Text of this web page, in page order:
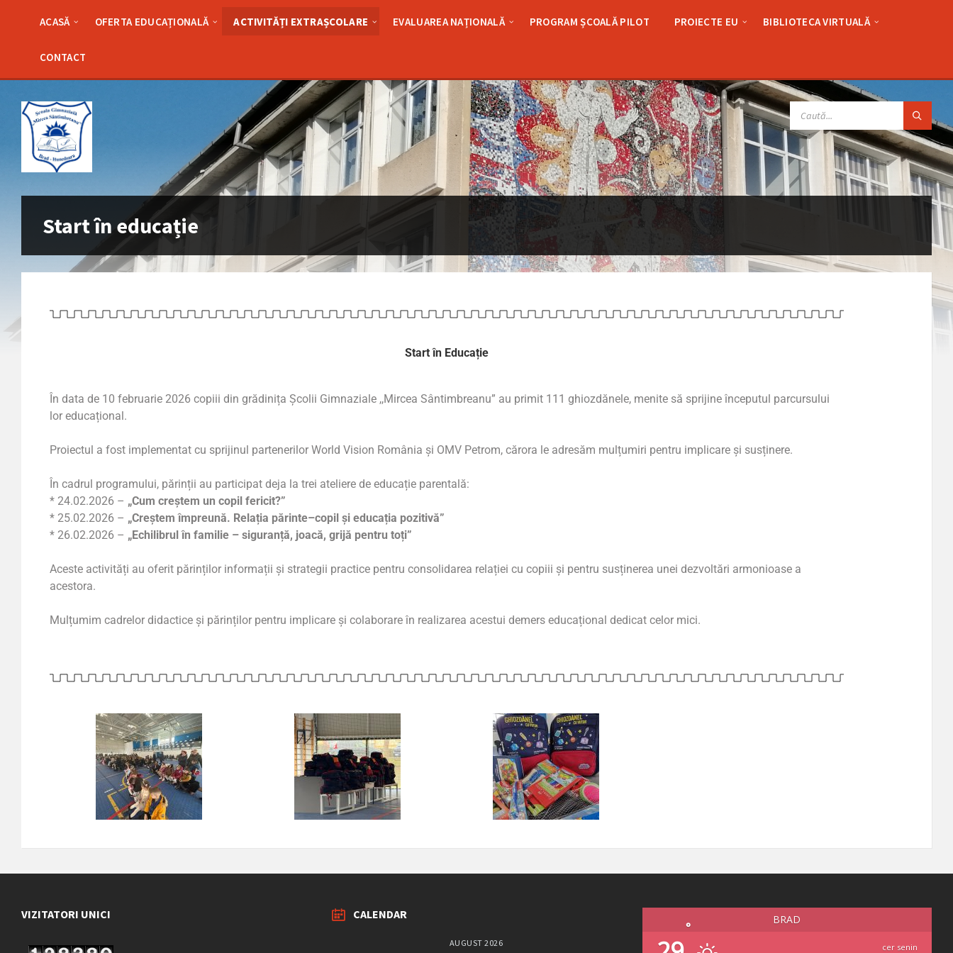
ACASĂ OFERTA EDUCAȚIONALĂ ACTIVITĂȚI EXTRAȘCOLARE EVALUAREA NAȚIONALĂ PROGRAM ȘCOALĂ PILOT PROIECTE EU BIBLIOTECA VIRTUALĂ
CONTACT
Start în educație
Start în Educație
În data de 10 februarie 2026 copiii din grădinița Școlii Gimnaziale ,,Mircea Sântimbreanu” au primit 111 ghiozdănele, menite să sprijine începutul parcursului
lor educațional.
Proiectul a fost implementat cu sprijinul partenerilor World Vision România și OMV Petrom, cărora le adresăm mulțumiri pentru implicare și susținere.
În cadrul programului, părinții au participat deja la trei ateliere de educație parentală:
* 24.02.2026 – „Cum creștem un copil fericit?”
* 25.02.2026 – „Creștem împreună. Relația părinte–copil și educația pozitivă”
* 26.02.2026 – „Echilibrul în familie – siguranță, joacă, grijă pentru toți”
Aceste activități au oferit părinților informații și strategii practice pentru consolidarea relației cu copiii și pentru susținerea unei dezvoltări armonioase a
acestora.
Mulțumim cadrelor didactice și părinților pentru implicare și colaborare în realizarea acestui demers educațional dedicat celor mici.
VIZITATORI UNICI CALENDAR
AUGUST 2026
BRAD
°
cer senin